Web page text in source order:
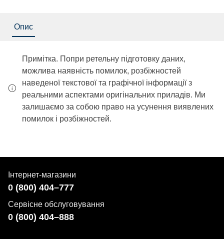
Опис
Примітка. Попри ретельну підготовку даних,
можлива наявність помилок, розбіжностей
наведеної текстової та графічної інформації з
реальними аспектами оригінальних приладів. Ми
залишаємо за собою право на усунення виявлених
помилок і розбіжностей.
Інтернет-магазини
0 (800) 404–777
Сервісне обслуговування
0 (800) 404–888